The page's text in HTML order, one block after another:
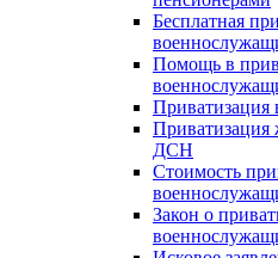
Бесплатная
Помощь в
Приватизация
ДСН
Стоимость
Закон о